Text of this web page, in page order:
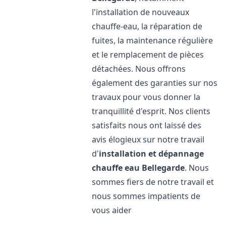
l'installation de nouveaux
chauffe-eau, la réparation de
fuites, la maintenance régulière
et le remplacement de pièces
détachées. Nous offrons
également des garanties sur nos
travaux pour vous donner la
tranquillité d'esprit. Nos clients
satisfaits nous ont laissé des
avis élogieux sur notre travail
d'installation et dépannage
chauffe eau Bellegarde. Nous
sommes fiers de notre travail et
nous sommes impatients de
vous aider